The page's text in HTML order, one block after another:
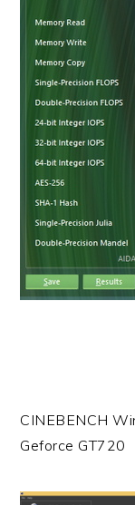
CINEBENCH
Geforce GT720